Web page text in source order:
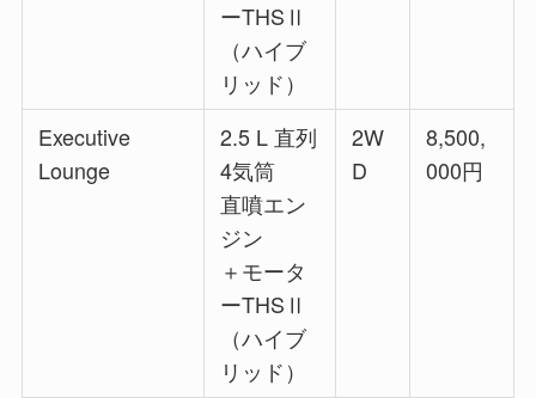
ーTHSⅡ
（ハイブ
リッド）
Executive
Lounge
2.5 L 直列
4気筒
直噴エン
ジン
＋モータ
ーTHSⅡ
（ハイブ
リッド）
2W
D
8,500,
000円